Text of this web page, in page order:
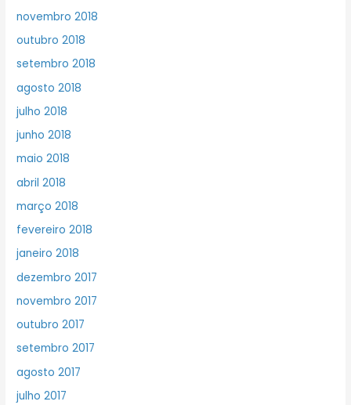
novembro 2018
outubro 2018
setembro 2018
agosto 2018
julho 2018
junho 2018
maio 2018
abril 2018
março 2018
fevereiro 2018
janeiro 2018
dezembro 2017
novembro 2017
outubro 2017
setembro 2017
agosto 2017
julho 2017